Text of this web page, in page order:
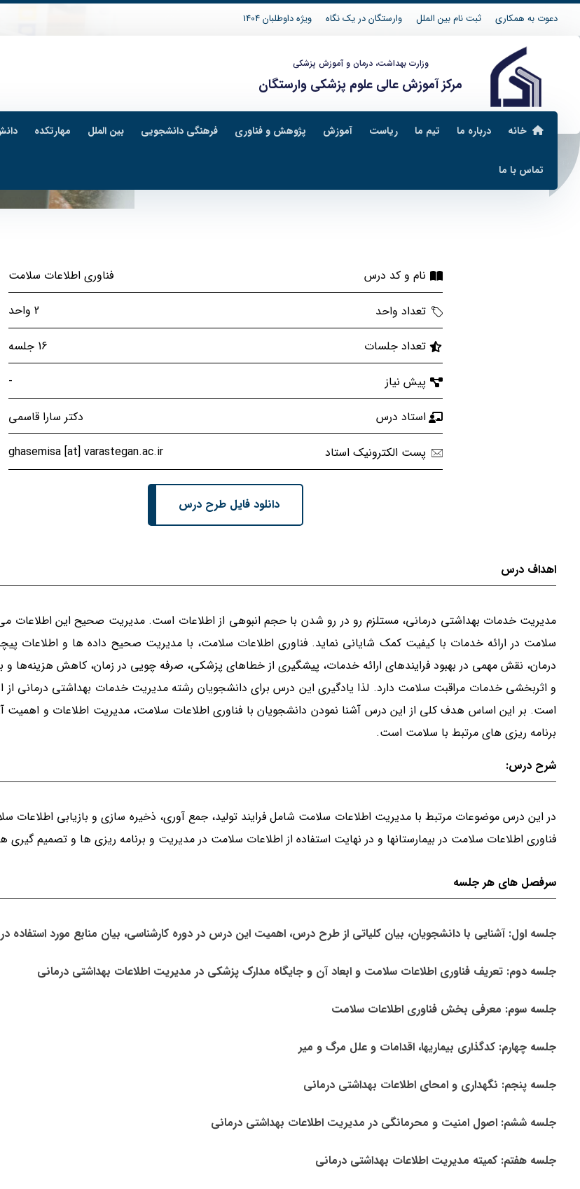
دعوت به همکاری ثبت نام بین الملل وارستگان در یک نگاه ویژه داوطلبان 1404
وزارت بهداشت، درمان و آموزش پزشکی
مرکز آموزش عالی علوم پزشکی وارستگان
خانه درباره ما تیم ما ریاست آموزش پژوهش و فناوری فرهنگی دانشجویی بین الملل مهارتکده
تماس با ما
نام و کد درس فناوری اطلاعات سلامت
تعداد واحد 2 واحد
تعداد جلسات 16 جلسه
پیش نیاز -
استاد درس دکتر سارا قاسمی
پست الکترونیک استاد ghasemisa [at] varastegan.ac.ir
دانلود فایل طرح درس
اهداف درس
مدیریت خدمات بهداشتی درمانی، مستلزم رو در رو شدن با حجم انبوهی از اطلاعات است. مدیریت صحیح این اطلاعات
سلامت در ارائه خدمات با کیفیت کمک شایانی نماید. فناوری اطلاعات سلامت، با مدیریت صحیح داده ها و اطلاعات
درمان، نقش مهمی در بهبود فرایندهای ارائه خدمات، پیشگیری از خطاهای پزشکی، صرفه چویی در زمان، کاهش هزینه‌ها و
و اثربخشی خدمات مراقبت سلامت دارد. لذا یادگیری این درس برای دانشجویان رشته مدیریت خدمات بهداشتی درمانی از
است. بر این اساس هدف کلی از این درس آشنا نمودن دانشجویان با فناوری اطلاعات سلامت، مدیریت اطلاعات و اهمیت
برنامه ریزی های مرتبط با سلامت است.
شرح درس:
در این درس موضوعات مرتبط با مدیریت اطلاعات سلامت شامل فرایند تولید، جمع آوری، ذخیره سازی و بازیابی
فناوری اطلاعات سلامت در بیمارستانها و در نهایت استفاده از اطلاعات سلامت در مدیریت و برنامه ریزی ها و تصمیم گیری
سرفصل های هر جلسه
جلسه اول: آشنایی با دانشجویان، بیان کلیاتی از طرح درس، اهمیت این درس در دوره کارشناسی، بیان منابع مورد استفاده
جلسه دوم: تعریف فناوری اطلاعات سلامت و ابعاد آن و جایگاه مدارک پزشکی در مدیریت اطلاعات بهداشتی درمانی
جلسه سوم: معرفی بخش فناوری اطلاعات سلامت
جلسه چهارم: کدگذاری بیماریها، اقدامات و علل مرگ و میر
جلسه پنجم: نگهداری و امحای اطلاعات بهداشتی درمانی
جلسه ششم: اصول امنیت و محرمانگی در مدیریت اطلاعات بهداشتی درمانی
جلسه هفتم: کمیته مدیریت اطلاعات بهداشتی درمانی